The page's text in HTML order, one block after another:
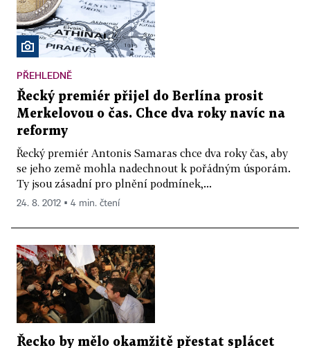
PŘEHLEDNĚ
Řecký premiér přijel do Berlína prosit
Merkelovou o čas. Chce dva roky navíc na
reformy
Řecký premiér Antonis Samaras chce dva roky čas, aby
se jeho země mohla nadechnout k pořádným úsporám.
Ty jsou zásadní pro plnění podmínek,...
24. 8. 2012 ▪ 4 min. čtení
Řecko by mělo okamžitě přestat splácet